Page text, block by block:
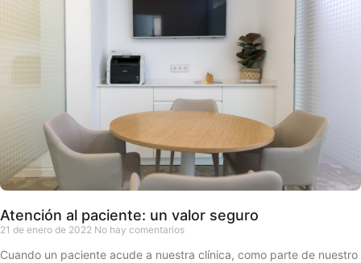
Atención al paciente: un valor seguro
21 de enero de 2022 No hay comentarios
Cuando un paciente acude a nuestra clínica, como parte de nuestro